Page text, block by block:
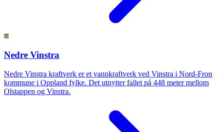
Nedre Vinstra
Nedre Vinstra kraftverk er et vannkraftverk ved Vinstra i Nord-Fron
kommune i Oppland fylke. Det utnytter fallet på 448 meter mellom
Olstappen og Vinstra.